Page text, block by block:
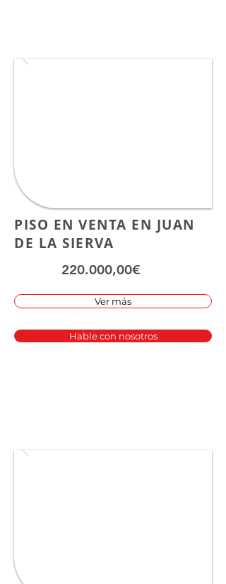
PISO EN VENTA EN JUAN
DE LA SIERVA
220.000,00€
Ver más
Hable con nosotros